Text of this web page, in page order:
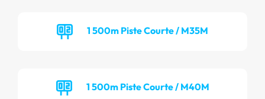
1 500m Piste Courte / M35M
1 500m Piste Courte / M40M